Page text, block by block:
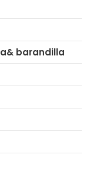
barandilla